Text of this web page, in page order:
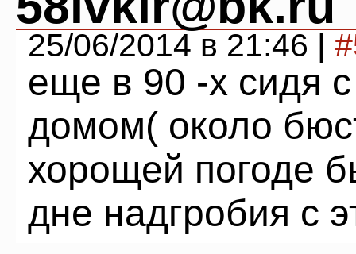
25/06/2014 в 21:46 |
еще в 90 -х сидя
домом( около
хорощей погоде
дне надгробия с